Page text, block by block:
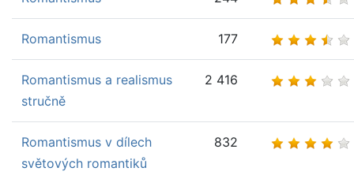
Romantismus 177
Romantismus a realismus
stručně
2 416
Romantismus v dílech
světových romantiků
832